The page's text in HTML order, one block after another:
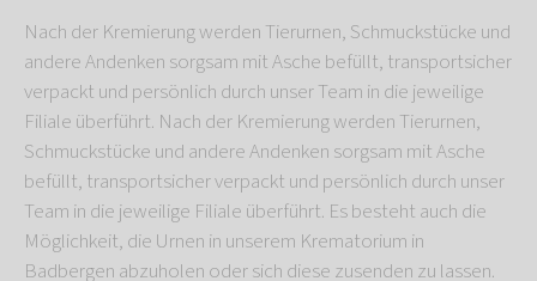
Nach der Kremierung werden Tierurnen, Schmuckstücke und
andere Andenken sorgsam mit Asche befüllt, transportsicher
verpackt und persönlich durch unser Team in die jeweilige
Filiale überführt. Nach der Kremierung werden Tierurnen,
Schmuckstücke und andere Andenken sorgsam mit Asche
befüllt, transportsicher verpackt und persönlich durch unser
Team in die jeweilige Filiale überführt. Es besteht auch die
Möglichkeit, die Urnen in unserem Krematorium in
Badbergen abzuholen oder sich diese zusenden zu lassen.